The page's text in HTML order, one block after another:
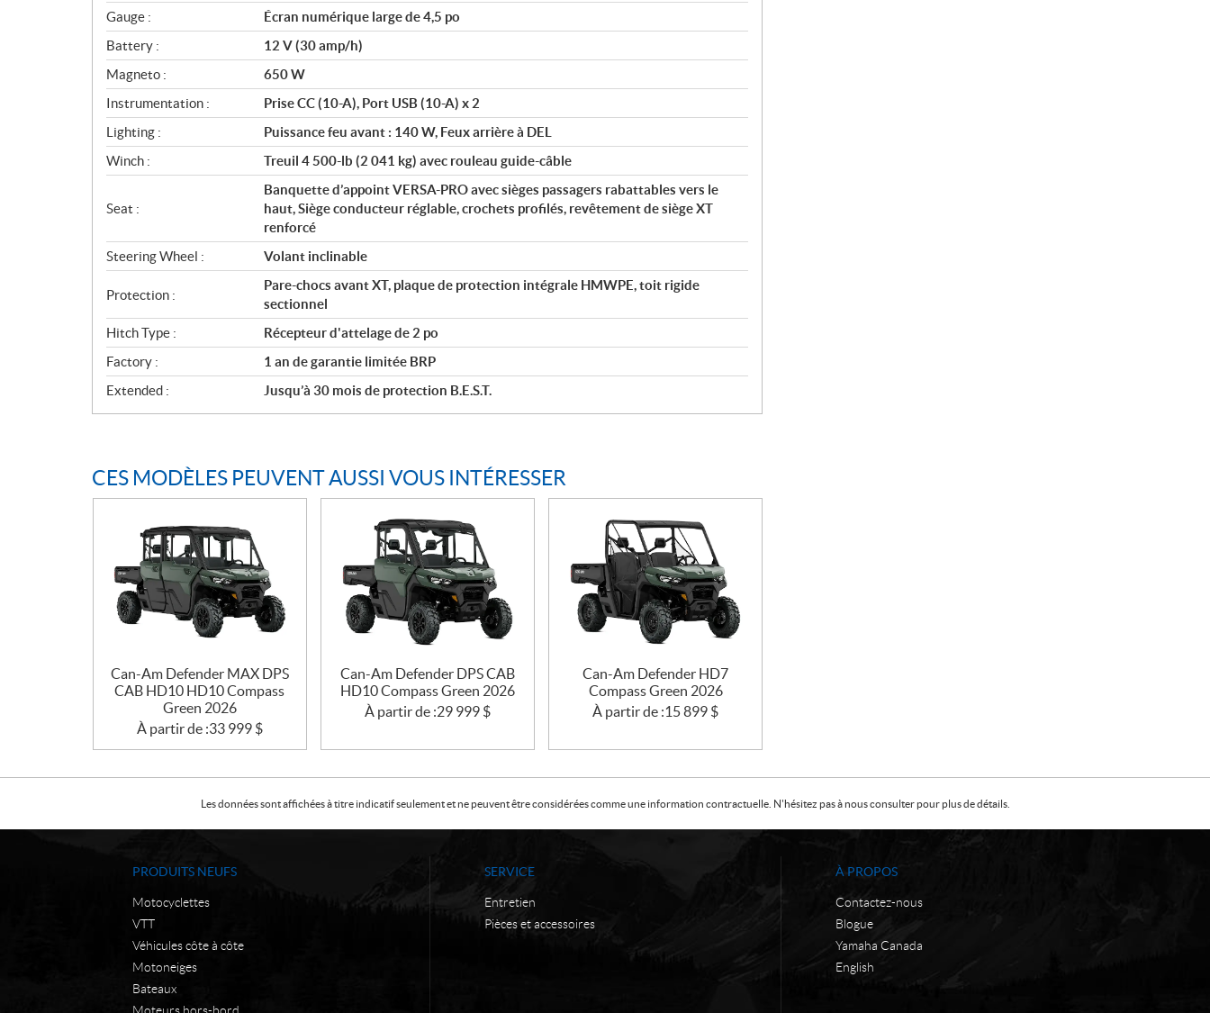
Gauge :
Écran numérique large de 4,5 po
Battery :
12 V (30 amp/h)
Magneto :
650 W
Instrumentation :
Prise CC (10-A), Port USB (10-A) x 2
Lighting :
Puissance feu avant : 140 W, Feux arrière à DEL
Winch :
Treuil 4 500-lb (2 041 kg) avec rouleau guide-câble
Seat :
Banquette d’appoint VERSA-PRO avec sièges passagers rabattables vers le
haut, Siège conducteur réglable, crochets profilés, revêtement de siège XT
renforcé
Steering Wheel :
Volant inclinable
Protection :
Pare-chocs avant XT, plaque de protection intégrale HMWPE, toit rigide
sectionnel
Hitch Type :
Récepteur d'attelage de 2 po
Factory :
1 an de garantie limitée BRP
Extended :
Jusqu’à 30 mois de protection B.E.S.T.
CES MODÈLES PEUVENT AUSSI VOUS INTÉRESSER
Can-Am Defender MAX DPS
CAB HD10 HD10 Compass
Green 2026
À partir de :33 999 $
Can-Am Defender DPS CAB
HD10 Compass Green 2026
À partir de :29 999 $
Can-Am Defender HD7
Compass Green 2026
À partir de :15 899 $
Les données sont affichées à titre indicatif seulement et ne peuvent être considérées comme une information contractuelle. N'hésitez pas à nous consulter pour plus de détails.
PRODUITS NEUFS
Motocyclettes
VTT
Véhicules côte à côte
Motoneiges
Bateaux
Moteurs hors-bord
SERVICE
Entretien
Pièces et accessoires
À PROPOS
Contactez-nous
Blogue
Yamaha Canada
English